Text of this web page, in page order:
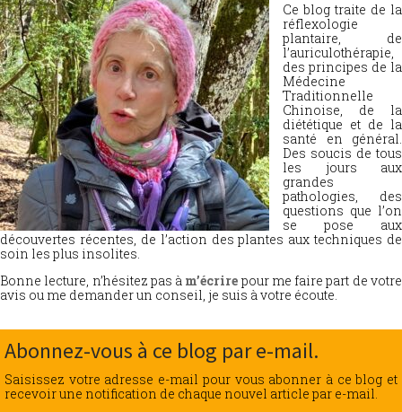
Ce blog traite de la
réflexologie
plantaire, de
l’auriculothérapie,
des principes de la
Médecine
Traditionnelle
Chinoise, de la
diététique et de la
santé en général.
Des soucis de tous
les jours aux
grandes
pathologies, des
questions que l’on
se pose aux
découvertes récentes, de l’action des plantes aux techniques de
soin les plus insolites.
Bonne lecture, n’hésitez pas à m’écrire pour me faire part de votre
avis ou me demander un conseil, je suis à votre écoute.
Abonnez-vous à ce blog par e-mail.
Saisissez votre adresse e-mail pour vous abonner à ce blog et
recevoir une notification de chaque nouvel article par e-mail.